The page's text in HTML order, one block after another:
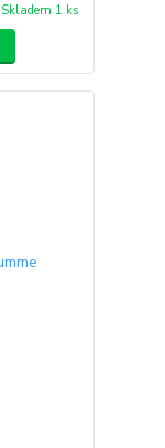
Skladem 1 ks